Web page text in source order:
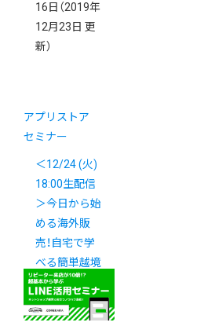
16日 （2019年
12月23日 更
新）
アプリストア
セミナー
＜12/24 (火)
18:00生配信
＞今日から始
める海外販
売！自宅で学
べる簡単越境
EC対策セミ
ナー